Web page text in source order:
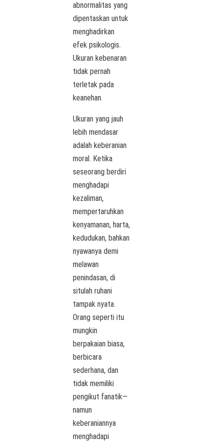
abnormalitas yang
dipentaskan untuk
menghadirkan
efek psikologis.
Ukuran kebenaran
tidak pernah
terletak pada
keanehan.
Ukuran yang jauh
lebih mendasar
adalah keberanian
moral. Ketika
seseorang berdiri
menghadapi
kezaliman,
mempertaruhkan
kenyamanan, harta,
kedudukan, bahkan
nyawanya demi
melawan
penindasan, di
situlah ruhani
tampak nyata.
Orang seperti itu
mungkin
berpakaian biasa,
berbicara
sederhana, dan
tidak memiliki
pengikut fanatik—
namun
keberaniannya
menghadapi